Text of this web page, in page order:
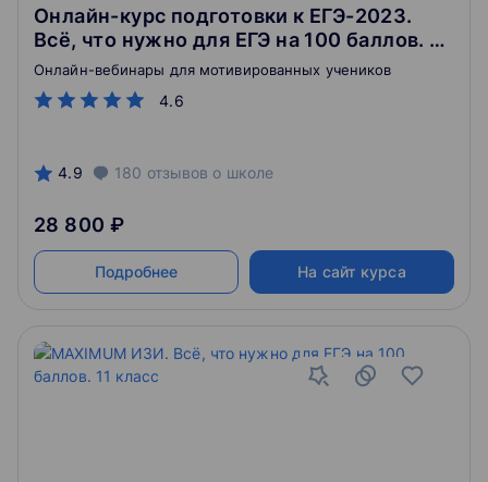
Онлайн-курс подготовки к ЕГЭ-2023.
Всё, что нужно для ЕГЭ на 100 баллов. 11
класс
4.6
Онлайн-вебинары для мотивированных учеников
4.9 180 отзывов о школе
28 800 ₽
Подробнее На сайт курса